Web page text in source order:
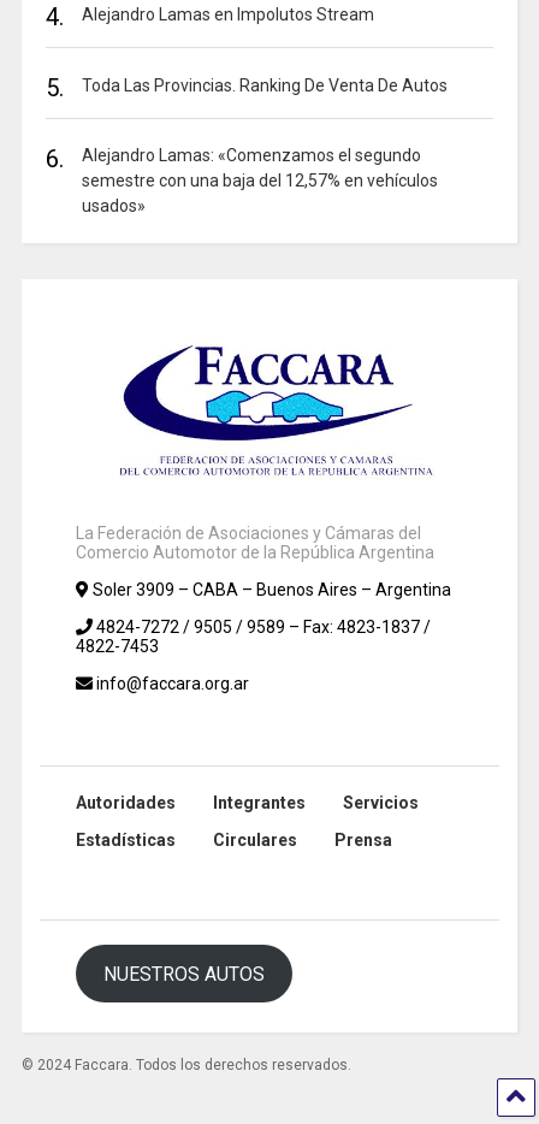
4. Alejandro Lamas en Impolutos Stream
5. Toda Las Provincias. Ranking De Venta De Autos
6.
Alejandro Lamas: «Comenzamos el segundo
semestre con una baja del 12,57% en vehículos
usados»
La Federación de Asociaciones y Cámaras del
Comercio Automotor de la República Argentina
Soler 3909 – CABA – Buenos Aires – Argentina
4824-7272 / 9505 / 9589 – Fax: 4823-1837 /
4822-7453
info@faccara.org.ar
Autoridades Integrantes
Servicios
Estadísticas
Circulares Prensa
NUESTROS AUTOS
© 2024 Faccara. Todos los derechos reservados.